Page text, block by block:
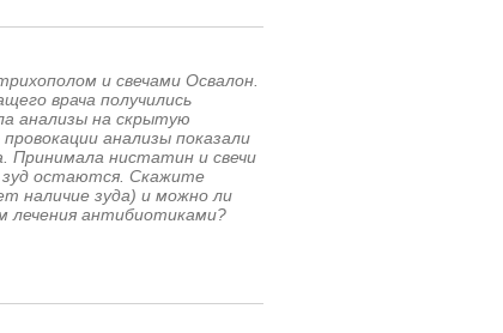
и свечами Освалон.
врача получились
анализы на скрытую
анализы показали
Принимала нистатин и свечи
зуд остаются. Скажите
наличие зуда) и можно ли
лечения антибиотиками?